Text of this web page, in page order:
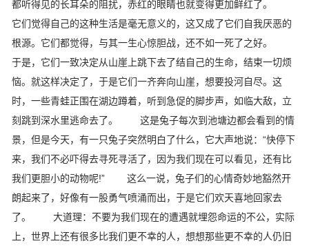
都听得见的长耳朵的阻扰，赤红的眼睛也就变得更加鲜红了。
它们觉得自己的这种生活是毫无意义的，这又成了它们自我厌恶的
根源。它们都觉得，与其一生心惊胆战，还不如一死了之好。
于是，它们一致决定从山崖上跳下去了结自己的生命，结束一切烦
恼。就这样决定了，于是它们一齐奔向山崖，想要投河自尽。这
时，一些青蛙正围在湖边蹲着，听到急促的脚步声，如临大敌，立
刻跳到深水里逃命去了。 这是兔子每次到池塘边都会看到的情
景，但是今天，有一只兔子突然明白了什么，它大声地说：“快停下
来，我们不必吓得去寻死寻活了，因为我们现在可以看见，还有比
我们更胆小的动物呢!” 这么一说，兔子们的心情奇妙地豁然开
朗起来了，好像有一股勇气喷涌而出，于是它们欢天喜地回家去
了。 大道理：不要为我们现在的遭遇就埋怨命运的不公，实际
上，世界上还有很多比我们更不幸的人，想想那些更不幸的人仍旧